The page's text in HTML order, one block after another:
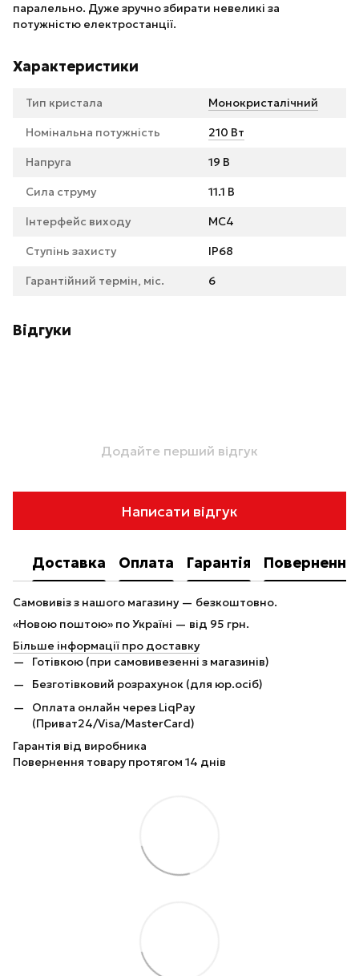
паралельно. Дуже зручно збирати невеликі за
потужністю електростанції.
Характеристики
Тип кристала Монокристалічний
Номінальна потужність 210 Вт
Напруга 19 В
Сила струму 11.1 В
Інтерфейс виходу MC4
Ступінь захисту IP68
Гарантійний термін, міс. 6
Відгуки
Додайте перший відгук
Написати відгук
Доставка Оплата Гарантія Повернення
Самовивіз з нашого магазину — безкоштовно.
«Новою поштою» по Україні — від 95 грн.
Більше інформації про доставку
Готівкою (при самовивезенні з магазинів)
Безготівковий розрахунок (для юр.осіб)
Оплата онлайн через LiqPay
(Приват24/Visa/MasterCard)
Гарантія від виробника
Повернення товару протягом 14 днів